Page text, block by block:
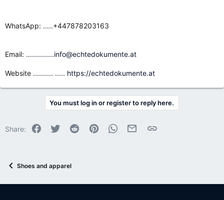
WhatsApp: .....+447878203163
Email: ..............info@echtedokumente.at
Website .......... ..... https://echtedokumente.at
You must log in or register to reply here.
Share: Facebook
Twitter Reddit PinterestWhatsApp
Email Link
Shoes and apparel